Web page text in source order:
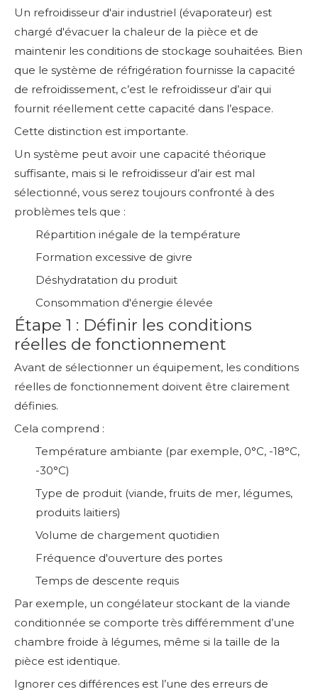
Un refroidisseur d'air industriel (évaporateur) est
chargé d'évacuer la chaleur de la pièce et de
maintenir les conditions de stockage souhaitées. Bien
que le système de réfrigération fournisse la capacité
de refroidissement, c’est le refroidisseur d’air qui
fournit réellement cette capacité dans l’espace.
Cette distinction est importante.
Un système peut avoir une capacité théorique
suffisante, mais si le refroidisseur d’air est mal
sélectionné, vous serez toujours confronté à des
problèmes tels que :
Répartition inégale de la température
Formation excessive de givre
Déshydratation du produit
Consommation d'énergie élevée
Étape 1 : Définir les conditions
réelles de fonctionnement
Avant de sélectionner un équipement, les conditions
réelles de fonctionnement doivent être clairement
définies.
Cela comprend :
Température ambiante (par exemple, 0°C, -18°C,
-30°C)
Type de produit (viande, fruits de mer, légumes,
produits laitiers)
Volume de chargement quotidien
Fréquence d'ouverture des portes
Temps de descente requis
Par exemple, un congélateur stockant de la viande
conditionnée se comporte très différemment d’une
chambre froide à légumes, même si la taille de la
pièce est identique.
Ignorer ces différences est l’une des erreurs de